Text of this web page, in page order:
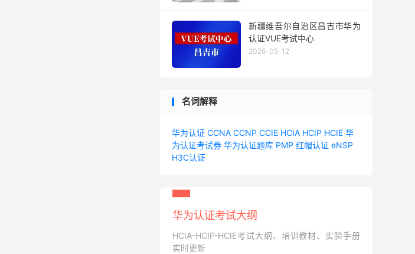
新疆维吾尔自治区昌吉市华为
认证VUE考试中心
2026-05-12
名词解释
华为认证 CCNA CCNP CCIE HCIA HCIP HCIE 华
为认证考试券 华为认证题库 PMP 红帽认证 eNSP
H3C认证
华为认证考试大纲
HCIA-HCIP-HCIE考试大纲、培训教材、实验手册
实时更新